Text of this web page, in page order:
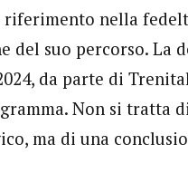
riferimento nella
suo percorso. La
da parte di
Non si tratta
ma di una